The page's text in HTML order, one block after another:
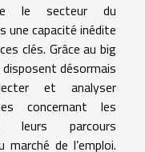
le secteur du
capacité inédite
clés. Grâce au big
désormais
et analyser
concernant les
leurs parcours
de l’emploi.